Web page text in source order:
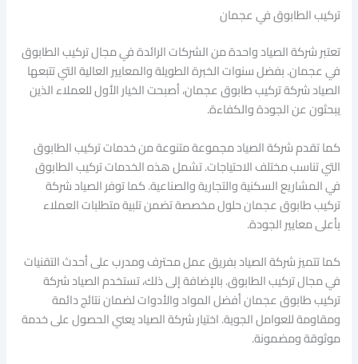
تركيب الطابوق في عجمان
تعتبر شركة الصياد واحدة من الشركات الرائدة في مجال تركيب الطابوق
في عجمان. بفضل سنوات الخبرة الطويلة والمعايير العالية التي تتبعها
الصياد شركة تركيب طابوق عجمان، أصبحت الخيار الأول للعملاء الذين
يبحثون عن الجودة والكفاءة.
كما تقدم شركة الصياد مجموعة متنوعة من خدمات تركيب الطابوق
التي تناسب مختلف الاحتياجات. تشمل هذه الخدمات تركيب الطابوق
في المشاريع السكنية والتجارية والصناعية. كما توفر الصياد شركة
تركيب طابوق عجمان حلول مخصصة تضمن تلبية متطلبات العملاء
بأعلى معايير الجودة.
كما تتميز شركة الصياد بفريق عمل محترف ومدرب على أحدث التقنيات
في مجال تركيب الطابوق. بالإضافة إلى ذلك، تستخدم الصياد شركة
تركيب طابوق عجمان أفضل المواد والأدوات لضمان نتائج دائمة
ومقاومة للعوامل الجوية. اختيار شركة الصياد يعني الحصول على خدمة
موثوقة ومضمونة.